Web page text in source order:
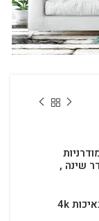
שינה ,
התמונה מודפסת ישירות על הזכוכית באיכות 4k